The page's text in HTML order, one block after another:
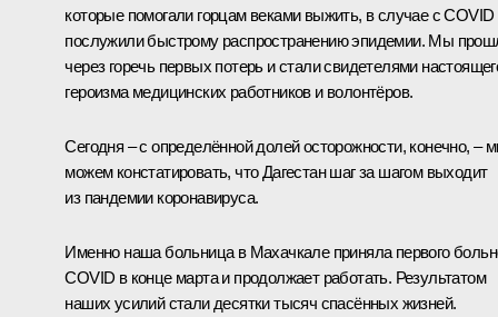
которые помогали горцам веками выжить, в случае с COVID
послужили быстрому распространению эпидемии. Мы
через горечь первых потерь и стали свидетелями
героизма медицинских работников и волонтёров.
Сегодня – с определённой долей осторожности, конечно, –
можем констатировать, что Дагестан шаг за шагом выходит
из пандемии коронавируса.
Именно наша больница в Махачкале приняла первого
COVID в конце марта и продолжает работать. Результатом
наших усилий стали десятки тысяч спасённых жизней.